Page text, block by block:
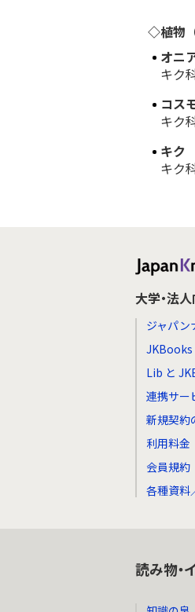
◇植物（
オニ
キク
コス
キク
キク
キク
大学・法
ジャパン
JKBooks
Lib と
連携サー
新規契約
利用料金
会員規約
各種資料
読み物・